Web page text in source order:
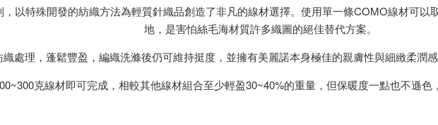
以特殊開發的紡織方法為輕質針織品創造了非凡的線材選擇。使用單一條COMO線材可以
地，是害怕絲毛海材質許多織圖的絕佳替代方案。
處理，蓬鬆豐盈，編織洗滌後仍可維持挺度，並擁有美麗諾本身極佳的親膚性與細緻柔潤
克線材即可完成，相較其他線材組合至少輕盈30~40%的重量，但保暖度一點也不遜色